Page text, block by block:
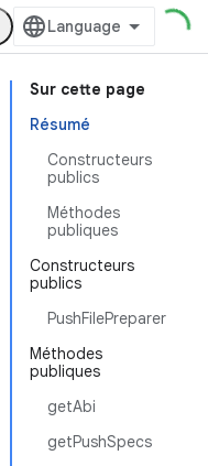
Sur cette page
Résumé
Constructeurs
publics
Méthodes
publiques
Constructeurs
publics
PushFilePreparer
Méthodes
publiques
getAbi
getPushSpecs